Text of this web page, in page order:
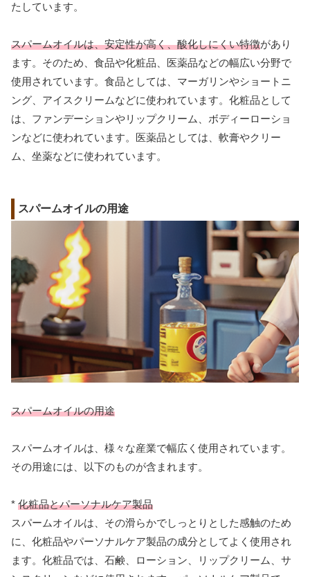
たしています。
スパームオイルは、安定性が高く、酸化しにくい特徴があり
ます。そのため、食品や化粧品、医薬品などの幅広い分野で
使用されています。食品としては、マーガリンやショートニ
ング、アイスクリームなどに使われています。化粧品として
は、ファンデーションやリップクリーム、ボディーローショ
ンなどに使われています。医薬品としては、軟膏やクリー
ム、坐薬などに使われています。
スパームオイルの用途
スパームオイルの用途
スパームオイルは、様々な産業で幅広く使用されています。
その用途には、以下のものが含まれます。
* 化粧品とパーソナルケア製品
スパームオイルは、その滑らかでしっとりとした感触のため
に、化粧品やパーソナルケア製品の成分としてよく使用され
ます。化粧品では、石鹸、ローション、リップクリーム、サ